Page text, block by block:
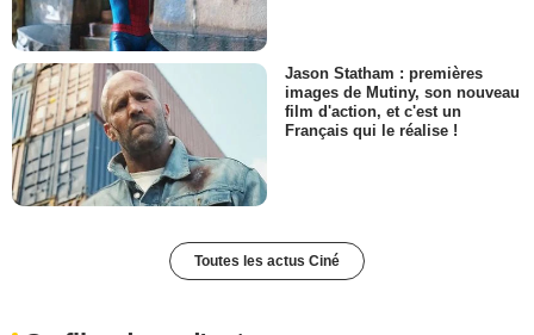
Jason Statham : premières
images de Mutiny, son nouveau
film d'action, et c'est un
Français qui le réalise !
Toutes les actus Ciné